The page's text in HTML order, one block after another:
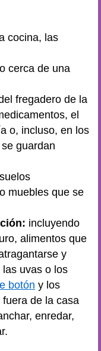
cocina, las
cerca de una
fregadero de la
el
o, incluso, en los
guardan
muebles que se
incluyendo
alimentos que
y
uvas o los
botón y los
de la casa
enredar,